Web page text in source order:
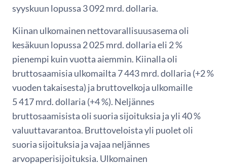
syyskuun lopussa 3 092 mrd. dollaria.
Kiinan ulkomainen nettovarallisuusasema oli
kesäkuun lopussa 2 025 mrd. dollaria eli 2 %
pienempi kuin vuotta aiemmin. Kiinalla oli
bruttosaamisia ulkomailta 7 443 mrd. dollaria (+2 %
vuoden takaisesta) ja bruttovelkoja ulkomaille
5 417 mrd. dollaria (+4 %). Neljännes
bruttosaamisista oli suoria sijoituksia ja yli 40 %
valuuttavarantoa. Bruttoveloista yli puolet oli
suoria sijoituksia ja vajaa neljännes
arvopaperisijoituksia. Ulkomainen